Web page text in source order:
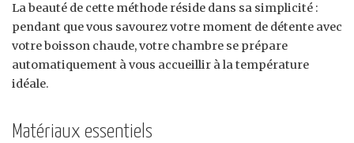
La beauté de cette méthode réside dans sa simplicité :
pendant que vous savourez votre moment de détente avec
votre boisson chaude, votre chambre se prépare
automatiquement à vous accueillir à la température
idéale.
Matériaux essentiels